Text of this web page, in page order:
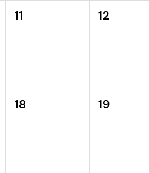
11 12
18 19